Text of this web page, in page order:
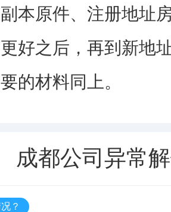
本原件、注册地址
好之后，再到新地
的材料同上。
成都公司异常
？